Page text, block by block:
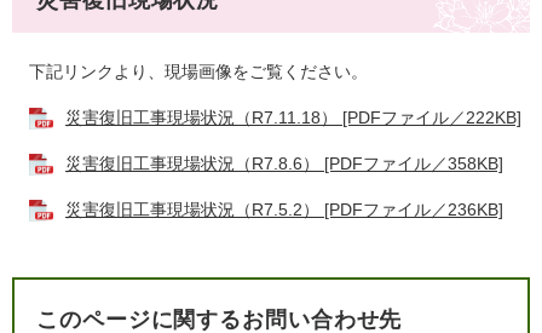
下記リンクより、現場画像をご覧ください。
災害復旧工事現場状況（R7.11.18） [PDFファイル／222KB]
災害復旧工事現場状況（R7.8.6） [PDFファイル／358KB]
災害復旧工事現場状況（R7.5.2） [PDFファイル／236KB]
このページに関するお問い合わせ先